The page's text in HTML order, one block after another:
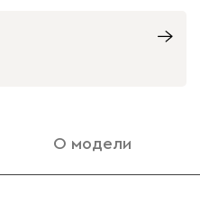
380 684
О модели